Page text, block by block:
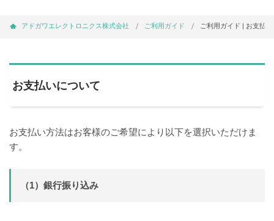
アドガワエレクトロニクス株式会社 ご利用ガイド ご利用ガイド | お支払
お支払いについて
お支払い方法はお客様のご希望により以下を選択いただけま
す。
（1）銀行振り込み